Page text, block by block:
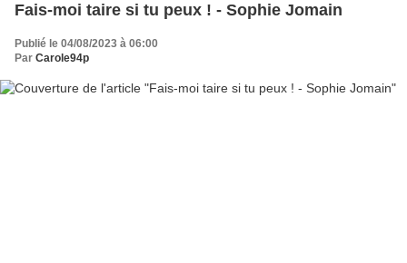
Fais-moi taire si tu peux ! - Sophie Jomain
Publié le 04/08/2023 à 06:00
Par Carole94p